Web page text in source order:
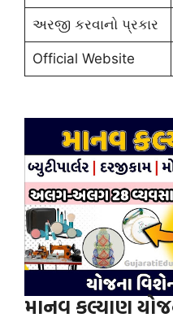
અરજી કરવાનો પ્રકાર
Official Website
માનવ કલ્યાણ